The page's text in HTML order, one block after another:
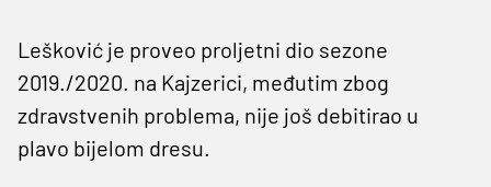
Lešković je proveo proljetni dio sezone
2019./2020. na Kajzerici, međutim zbog
zdravstvenih problema, nije još debitirao u
plavo bijelom dresu.